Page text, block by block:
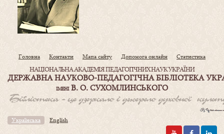
Головна Контакти Мапа сайту Допомога онлайн Статистика
НАЦІОНАЛЬНА АКАДЕМІЯ ПЕДАГОГІЧНИХ НАУК УКРАЇНИ
ДЕРЖАВНА НАУКОВО-ПЕДАГОГІЧНА БІБЛІОТЕКА
ІМЕНІВ. О. СУХОМЛИНСЬКОГО
Українська English